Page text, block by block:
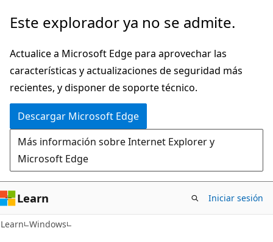
Ir
contenido
principal
Este explorador ya no se admite.
Actualice a Microsoft Edge para aprovechar las
características y actualizaciones de seguridad más
recientes, y disponer de soporte técnico.
Descargar Microsoft Edge
Más información sobre Internet Explorer y
Microsoft Edge
Learn Iniciar sesión
Learn Windows